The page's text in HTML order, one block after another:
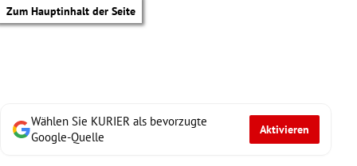
Zum Hauptinhalt der Seite
Wählen Sie KURIER als bevorzugte
Google-Quelle
Aktivieren